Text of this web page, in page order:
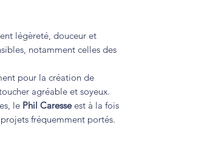
légèreté, douceur et
notamment celles des
pour la création de
agréable et soyeux.
le Phil Caresseest à la fois
fréquemment portés.